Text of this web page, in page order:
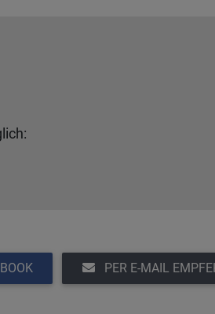
PER E-MAIL